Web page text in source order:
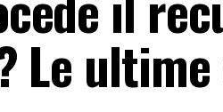
Le ultime